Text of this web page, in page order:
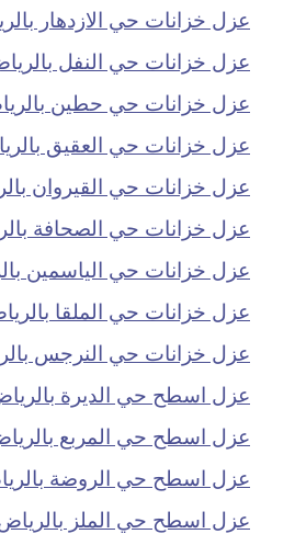
عزل خزانات حي الازدهار
عزل خزانات حي النفل
عزل خزانات حي حطين
عزل خزانات حي العقيق
عزل خزانات حي القيروان
عزل خزانات حي الصحافة
عزل خزانات حي الياسمين
عزل خزانات حي الملقا
عزل خزانات حي النرجس
عزل اسطح حي الديرة
عزل اسطح حي المربع
عزل اسطح حي الروضة
عزل اسطح حي الملز